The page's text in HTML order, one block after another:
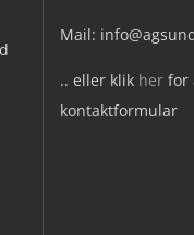
Mail:
.. eller klik her for
kontaktformular